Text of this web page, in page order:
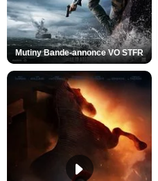
Mutiny Bande-annonce VO STFR